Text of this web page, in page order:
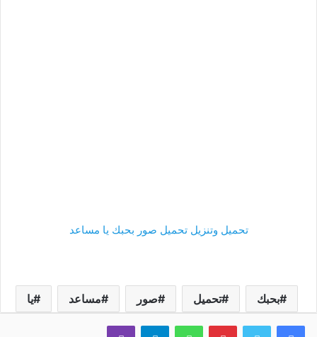
تحميل وتنزيل تحميل صور بحبك يا مساعد
بحبك تحميل صور مساعد يا
فيسبوك تويتر بينتيريستواتساب تيلقرام ڤايبر